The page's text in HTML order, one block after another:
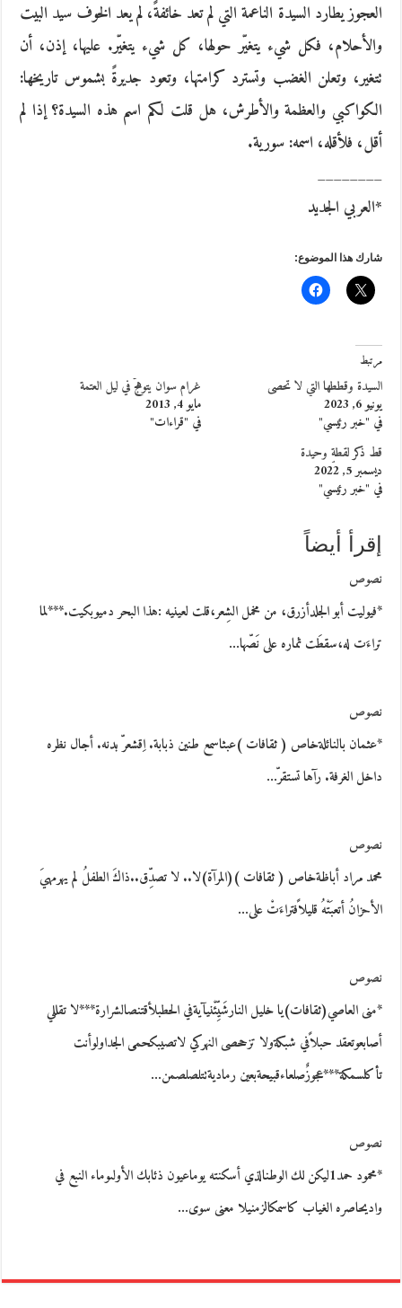
العجوز يطارد السيدة الناعمة التي لم تعد خائفةً، لم يعد الخوف سيد البيت
والأحلام، فكل شيء يتغيّر حولها، كل شيء يتغيّر. عليها، إذن، أن
تتغير، وتعلن الغضب وتسترد كرامتها، وتعود جديرةً بشموس تاريخها:
الكواكبي والعظمة والأطرش، هل قلت لكم اسم هذه السيدة؟ إذا لم
أقل، فلأقله، اسمه: سورية.
________
*العربي الجديد
شارك هذا الموضوع:
مرتبط
السيدة وقططها التي لا تحصى
يونيو 6, 2023
في "خبر رئيسي"
غرام سوان يتوهّج في ليل العتمة
مايو 4, 2013
في "قراءات"
قط ذكر لقطةٍ وحيدة
ديسمبر 5, 2022
في "خبر رئيسي"
إقرأ أيضاً
نصوص
*فيوليت أبو الجلدأزرق، من مخمل الشِعر،قلت لعينيه :هذا البحر دميوبكيت.***لما
تراءَت له،سقطَت ثماره على نَصّها…
نصوص
*عثمان بالنائلةخاص ( ثقافات )عبثاسمع طنين ذبابة. اِقشعرّ بدنه. أجال نظره
داخل الغرفة. رآها تستقرّ…
نصوص
محمد مراد أباظةخاص ( ثقافات )(المرآة)لا.. لا تصدِّق..ذاكَ الطفلُ لم يهرمهيَ
الأحزانُ أتعبَتْهُ قليلاًفتراءَتْ على…
نصوص
*منى العاصي(ثقافات)يا خليل النارشَيِّئْنيآيةفي الحطبلأقتنصالشرارة***لا تقللي
أصابعوتعقد حبلاًفي شبكةولا تزححصى النهركي لاتصيبكحمى الجداولوأنت
تأكلسمكة***عجوزٌصلعاءقبيحةبعين رماديةتتلصلصمن…
نصوص
*محمود حمد1ليكن لك الوطنالذي أسكنته يوماعيون ذئابك الأولىوماء النبع في
واديحاصره الغياب كاسمكالزمنيلا معنى سوى…